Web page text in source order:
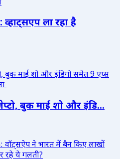
ला रहा है
बुक माई शो और इंडि...